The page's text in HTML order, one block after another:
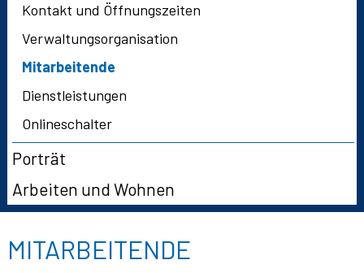
Kontakt und Öffnungszeiten
Verwaltungsorganisation
Mitarbeitende
Dienstleistungen
Onlineschalter
Porträt
Arbeiten und Wohnen
MITARBEITENDE